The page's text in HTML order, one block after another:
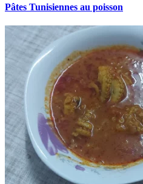
Pâtes Tunisiennes au poisson